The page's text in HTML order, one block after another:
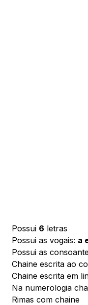
Possui 6 letras
Possui as vogais: a
Possui as
Chaine escrita ao
Chaine escrita em
Na numerologia
Rimas com chaine